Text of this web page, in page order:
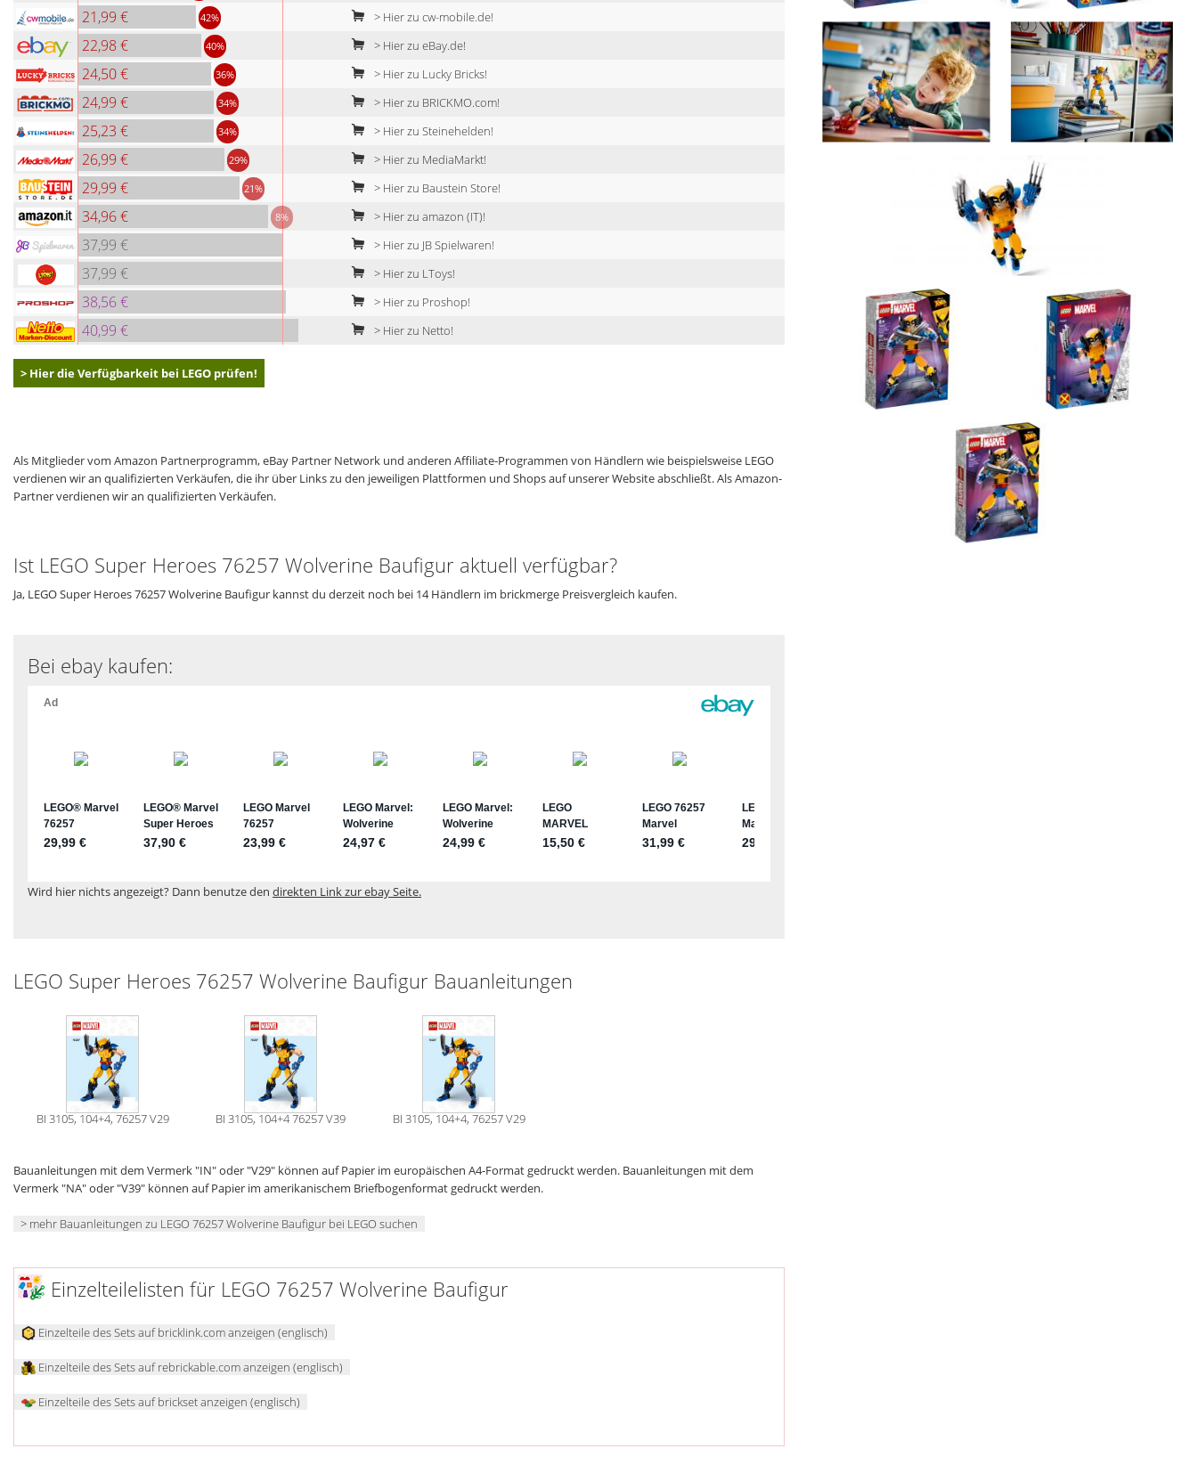
21,99 € 42% > Hier zu cw-mobile.de!
22,98 € 40% > Hier zu eBay.de!
24,50 € 36% > Hier zu Lucky Bricks!
24,99 € 34% > Hier zu BRICKMO.com!
25,23 € 34% > Hier zu Steinehelden!
26,99 € 29% > Hier zu MediaMarkt!
29,99 € 21% > Hier zu Baustein Store!
34,96 € 8% > Hier zu amazon (IT)!
37,99 € > Hier zu JB Spielwaren!
37,99 € > Hier zu LToys!
38,56 € > Hier zu Proshop!
40,99 € > Hier zu Netto!
> Hier die Verfügbarkeit bei LEGO prüfen!
Als Mitglieder vom Amazon Partnerprogramm, eBay Partner Network und anderen Affiliate-Programmen von Händlern wie beispielsweise LEGO
verdienen wir an qualifizierten Verkäufen, die ihr über Links zu den jeweiligen Plattformen und Shops auf unserer Website abschließt. Als Amazon-
Partner verdienen wir an qualifizierten Verkäufen.
Ist LEGO Super Heroes 76257 Wolverine Baufigur aktuell verfügbar?
Ja, LEGO Super Heroes 76257 Wolverine Baufigur kannst du derzeit noch bei 14 Händlern im brickmerge Preisvergleich kaufen.
Bei ebay kaufen:
Wird hier nichts angezeigt? Dann benutze den direkten Link zur ebay Seite.
LEGO Super Heroes 76257 Wolverine Baufigur Bauanleitungen
BI 3105, 104+4, 76257 V29 BI 3105, 104+4 76257 V39 BI 3105, 104+4, 76257 V29
Bauanleitungen mit dem Vermerk "IN" oder "V29" können auf Papier im europäischen A4-Format gedruckt werden. Bauanleitungen mit dem
Vermerk "NA" oder "V39" können auf Papier im amerikanischem Briefbogenformat gedruckt werden.
> mehr Bauanleitungen zu LEGO 76257 Wolverine Baufigur bei LEGO suchen
Einzelteilelisten für LEGO 76257 Wolverine Baufigur
Einzelteile des Sets auf bricklink.com anzeigen (englisch)
Einzelteile des Sets auf rebrickable.com anzeigen (englisch)
Einzelteile des Sets auf brickset anzeigen (englisch)